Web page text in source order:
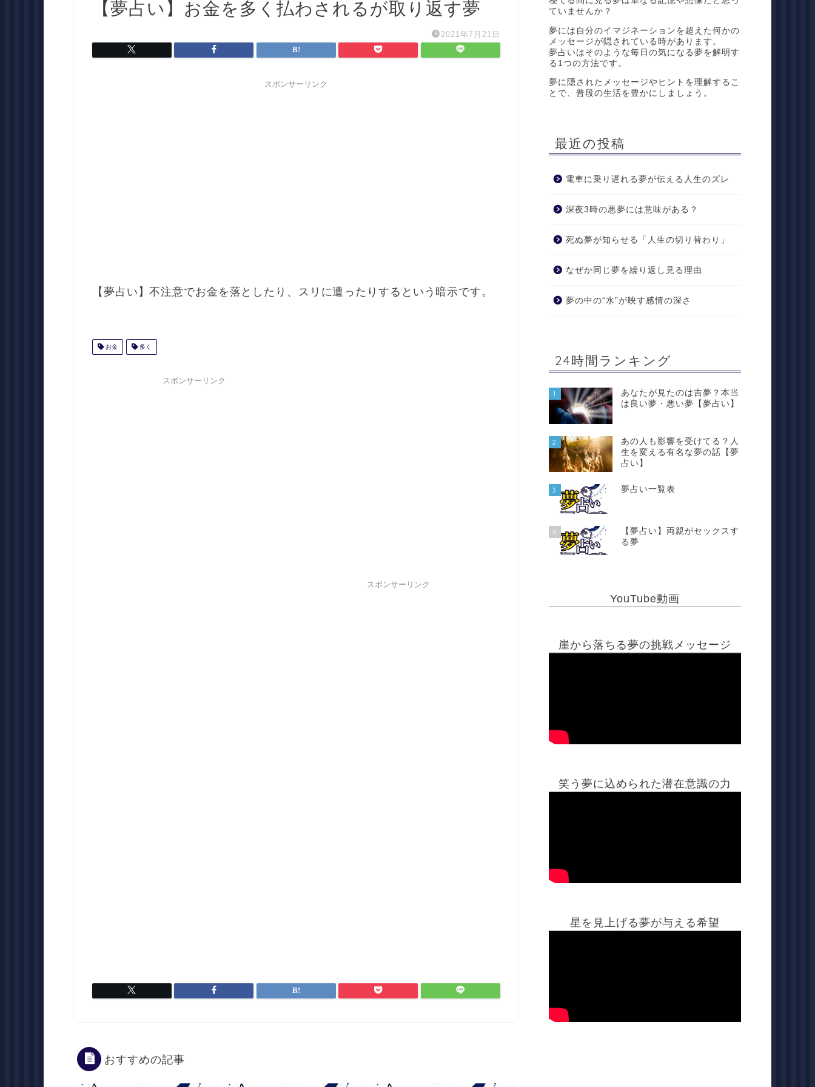
【夢占い】お金を多く払わされるが取り返す夢
2021年7月21日
スポンサーリンク
【夢占い】不注意でお金を落としたり、スリに遭ったりするという暗示です。
お金 多く
スポンサーリンク
スポンサーリンク
おすすめの記事
ていませんか？
夢には自分のイマジネーションを超えた何かの
メッセージが隠されている時があります。
夢占いはそのような毎日の気になる夢を解明す
る1つの方法です。
夢に隠されたメッセージやヒントを理解するこ
とで、普段の生活を豊かにしましょう。
最近の投稿
電車に乗り遅れる夢が伝える人生のズレ
深夜3時の悪夢には意味がある？
死ぬ夢が知らせる「人生の切り替わり」
なぜか同じ夢を繰り返し見る理由
夢の中の“水”が映す感情の深さ
24時間ランキング
1
あなたが見たのは吉夢？本当
は良い夢・悪い夢【夢占い】
2
あの人も影響を受けてる？人
生を変える有名な夢の話【夢
占い】
3 夢占い一覧表
4
【夢占い】両親がセックスす
る夢
YouTube動画
崖から落ちる夢の挑戦メッセージ
笑う夢に込められた潜在意識の力
星を見上げる夢が与える希望